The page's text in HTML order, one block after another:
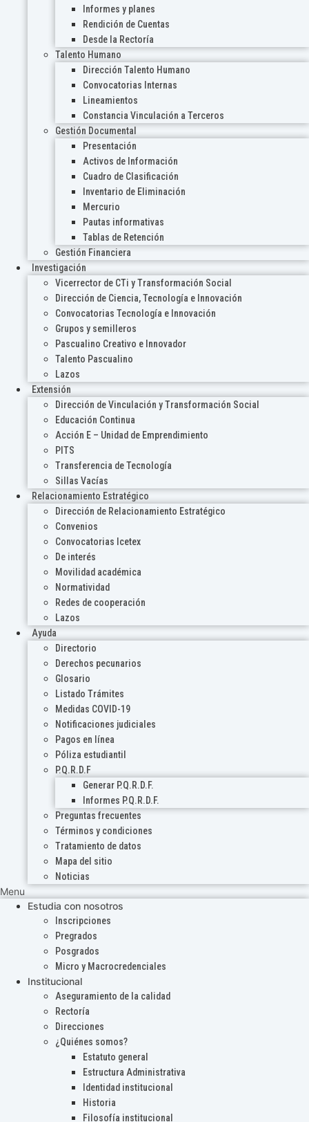
Informes y planes
Rendición de Cuentas
Desde la Rectoría
Talento Humano
Dirección Talento Humano
Convocatorias Internas
Lineamientos
Constancia Vinculación a Terceros
Gestión Documental
Presentación
Activos de Información
Cuadro de Clasificación
Inventario de Eliminación
Mercurio
Pautas informativas
Tablas de Retención
Gestión Financiera
Investigación
Vicerrector de CTi y Transformación Social
Dirección de Ciencia, Tecnología e Innovación
Convocatorias Tecnología e Innovación
Grupos y semilleros
Pascualino Creativo e Innovador
Talento Pascualino
Lazos
Extensión
Dirección de Vinculación y Transformación Social
Educación Continua
Acción E – Unidad de Emprendimiento
PITS
Transferencia de Tecnología
Sillas Vacías
Relacionamiento Estratégico
Dirección de Relacionamiento Estratégico
Convenios
Convocatorias Icetex
De interés
Movilidad académica
Normatividad
Redes de cooperación
Lazos
Ayuda
Directorio
Derechos pecunarios
Glosario
Listado Trámites
Medidas COVID-19
Notificaciones judiciales
Pagos en línea
Póliza estudiantil
P.Q.R.D.F
Generar P.Q.R.D.F.
Informes P.Q.R.D.F.
Preguntas frecuentes
Términos y condiciones
Tratamiento de datos
Mapa del sitio
Noticias
Menu
Estudia con nosotros
Inscripciones
Pregrados
Posgrados
Micro y Macrocredenciales
Institucional
Aseguramiento de la calidad
Rectoría
Direcciones
¿Quiénes somos?
Estatuto general
Estructura Administrativa
Identidad institucional
Historia
Filosofía institucional